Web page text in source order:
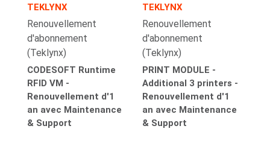
TEKLYNX
Renouvellement
d'abonnement
(Teklynx)
CODESOFT Runtime
RFID VM -
Renouvellement d'1
an avec Maintenance
& Support
TEKLYNX
Renouvellement
d'abonnement
(Teklynx)
PRINT MODULE -
Additional 3 printers -
Renouvellement d'1
an avec Maintenance
& Support